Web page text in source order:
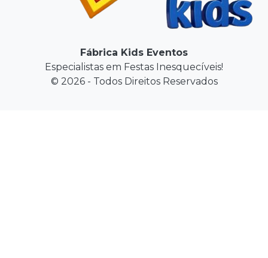
Fábrica Kids Eventos
Especialistas em Festas Inesquecíveis!
© 2026 - Todos Direitos Reservados